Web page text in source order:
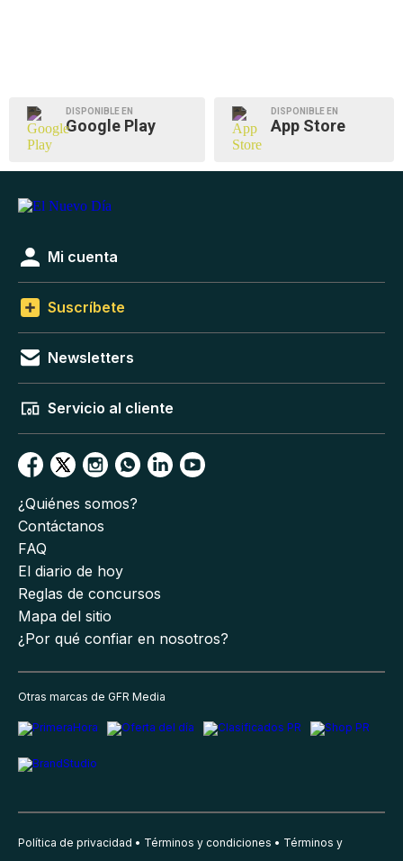
DISPONIBLE EN
Google Play
DISPONIBLE EN
App Store
Mi cuenta
Suscríbete
Newsletters
Servicio al cliente
¿Quiénes somos?
Contáctanos
FAQ
El diario de hoy
Reglas de concursos
Mapa del sitio
¿Por qué confiar en nosotros?
Otras marcas de GFR Media
Política de privacidad Términos y condiciones
Términos y